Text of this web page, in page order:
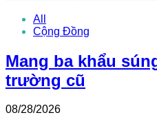
All
Cộng Đồng
Mang ba khẩu
trường cũ
08/28/2026